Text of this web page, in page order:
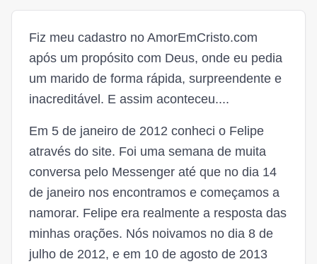
Fiz meu cadastro no AmorEmCristo.com
após um propósito com Deus, onde eu pedia
um marido de forma rápida, surpreendente e
inacreditável. E assim aconteceu....
Em 5 de janeiro de 2012 conheci o Felipe
através do site. Foi uma semana de muita
conversa pelo Messenger até que no dia 14
de janeiro nos encontramos e começamos a
namorar. Felipe era realmente a resposta das
minhas orações. Nós noivamos no dia 8 de
julho de 2012, e em 10 de agosto de 2013